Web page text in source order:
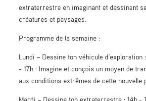
extraterrestre en imaginant et dessinant
créatures et paysages.
Programme de la semaine :
Lundi – Dessine ton véhicule d’exploration
- 17h : Imagine et conçois un moyen de
aux conditions extrêmes de cette nouvelle
Mardi – Dessine ton extraterrestre : 14h -